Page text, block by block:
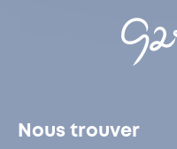
Nous trouver